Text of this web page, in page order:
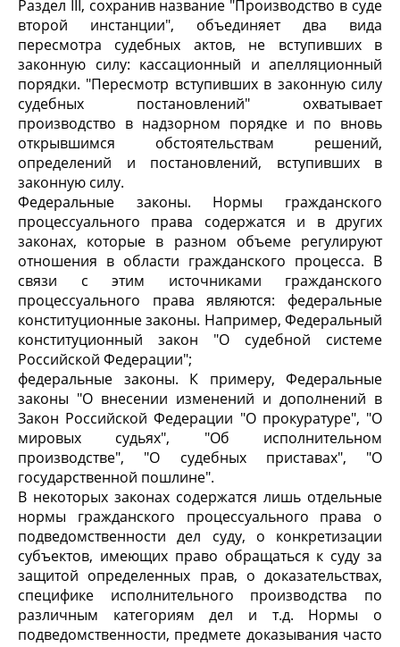
Раздел III, сохранив название "Производство в суде
второй инстанции", объединяет два вида
пересмотра судебных актов, не вступивших в
законную силу: кассационный и апелляционный
порядки. "Пересмотр вступивших в законную силу
судебных постановлений" охватывает
производство в надзорном порядке и по вновь
открывшимся обстоятельствам решений,
определений и постановлений, вступивших в
законную силу.
Федеральные законы. Нормы гражданского
процессуального права содержатся и в других
законах, которые в разном объеме регулируют
отношения в области гражданского процесса. В
связи с этим источниками гражданского
процессуального права являются: федеральные
конституционные законы. Например, Федеральный
конституционный закон "О судебной системе
Российской Федерации";
федеральные законы. К примеру, Федеральные
законы "О внесении изменений и дополнений в
Закон Российской Федерации "О прокуратуре", "О
мировых судьях", "Об исполнительном
производстве", "О судебных приставах", "О
государственной пошлине".
В некоторых законах содержатся лишь отдельные
нормы гражданского процессуального права о
подведомственности дел суду, о конкретизации
субъектов, имеющих право обращаться к суду за
защитой определенных прав, о доказательствах,
специфике исполнительного производства по
различным категориям дел и т.д. Нормы о
подведомственности, предмете доказывания часто